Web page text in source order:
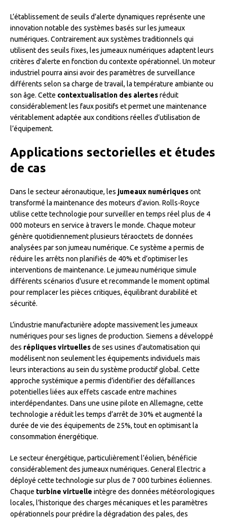
L’établissement de seuils d’alerte dynamiques représente une
innovation notable des systèmes basés sur les jumeaux
numériques. Contrairement aux systèmes traditionnels qui
utilisent des seuils fixes, les jumeaux numériques adaptent leurs
critères d’alerte en fonction du contexte opérationnel. Un moteur
industriel pourra ainsi avoir des paramètres de surveillance
différents selon sa charge de travail, la température ambiante ou
son âge. Cette contextualisation des alertesréduit
considérablement les faux positifs et permet une maintenance
véritablement adaptée aux conditions réelles d’utilisation de
l’équipement.
Applications sectorielles et études
de cas
Dans le secteur aéronautique, les jumeaux numériquesont
transformé la maintenance des moteurs d’avion. Rolls-Royce
utilise cette technologie pour surveiller en temps réel plus de 4
000 moteurs en service à travers le monde. Chaque moteur
génère quotidiennement plusieurs téraoctets de données
analysées par son jumeau numérique. Ce système a permis de
réduire les arrêts non planifiés de 40% et d’optimiser les
interventions de maintenance. Le jumeau numérique simule
différents scénarios d’usure et recommande le moment optimal
pour remplacer les pièces critiques, équilibrant durabilité et
sécurité.
L’industrie manufacturière adopte massivement les jumeaux
numériques pour ses lignes de production. Siemens a développé
des répliques virtuellesde ses usines d’automatisation qui
modélisent non seulement les équipements individuels mais
leurs interactions au sein du système productif global. Cette
approche systémique a permis d’identifier des défaillances
potentielles liées aux effets cascade entre machines
interdépendantes. Dans une usine pilote en Allemagne, cette
technologie a réduit les temps d’arrêt de 30% et augmenté la
durée de vie des équipements de 25%, tout en optimisant la
consommation énergétique.
Le secteur énergétique, particulièrement l’éolien, bénéficie
considérablement des jumeaux numériques. General Electric a
déployé cette technologie sur plus de 7 000 turbines éoliennes.
Chaque turbine virtuelle intègre des données météorologiques
locales, l’historique des charges mécaniques et les paramètres
opérationnels pour prédire la dégradation des pales, des